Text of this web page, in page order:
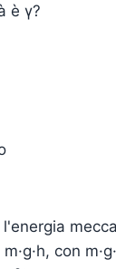
è γ?
con